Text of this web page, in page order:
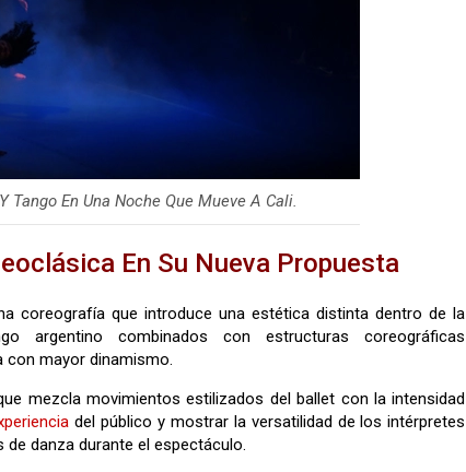
En Una Noche Que Mueve A Cali.
En Su Nueva Propuesta
coreografía que introduce una estética distinta dentro de la
argentino combinados con estructuras coreográficas
con mayor dinamismo.
mezcla movimientos estilizados del ballet con la intensidad
del público y mostrar la versatilidad de los intérpretes
danza durante el espectáculo.